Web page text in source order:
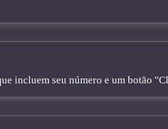
incluem seu número e um botão